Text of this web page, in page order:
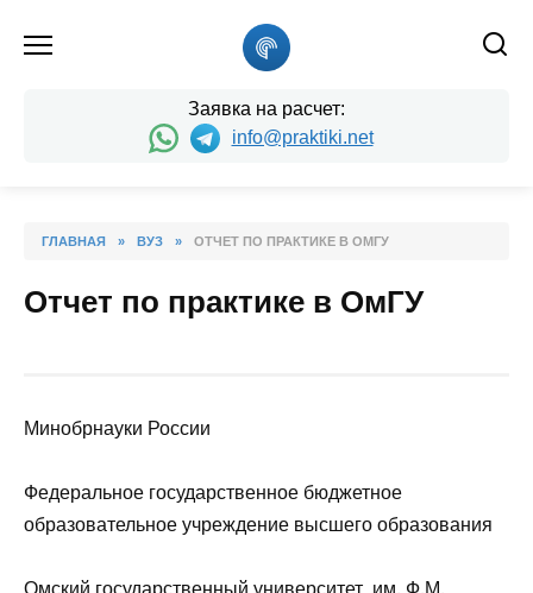
Заявка на расчет:
info@praktiki.net
ГЛАВНАЯ » ВУЗ » ОТЧЕТ ПО ПРАКТИКЕ В ОМГУ
Отчет по практике в ОмГУ
Минобрнауки России
Федеральное государственное бюджетное
образовательное учреждение высшего образования